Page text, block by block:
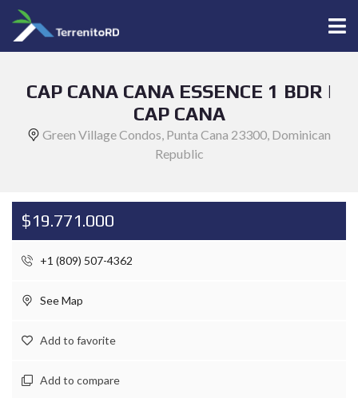
CAP CANA CANA ESSENCE 1 BDR |
CAP CANA
Green Village Condos, Punta Cana 23300, Dominican
Republic
$19.771.000
+1 (809) 507-4362
See Map
Add to favorite
Add to compare